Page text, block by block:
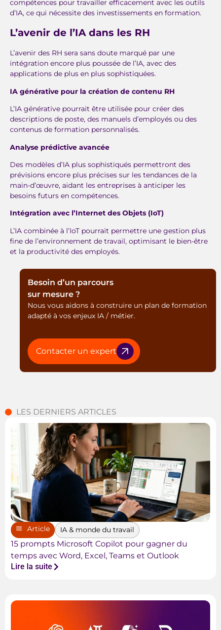
compétences pour travailler efficacement avec les outils
d’IA, ce qui nécessite des investissements en formation.
L’avenir de l’IA dans les RH
L’avenir des RH sera sans doute marqué par une
intégration encore plus poussée de l’IA, avec des
applications de plus en plus sophistiquées.
IA générative pour la création de contenu RH
L’IA générative pourrait être utilisée pour créer des
descriptions de poste, des manuels d’employés ou des
contenus de formation personnalisés.
Analyse prédictive avancée
Des modèles d’IA plus sophistiqués permettront des
prévisions encore plus précises sur les tendances de la
main-d’œuvre, aidant les entreprises à anticiper les
besoins futurs en compétences.
Intégration avec l’Internet des Objets (IoT)
L’IA combinée à l’IoT pourrait permettre une gestion plus
fine de l’environnement de travail, optimisant le bien-être
et la productivité des employés.
Besoin d’un parcours
sur mesure ?
Nous vous aidons à construire un plan de formation
adapté à vos enjeux IA / métier.
Contacter un expert
LES DERNIERS ARTICLES
Article IA & monde du travail
15 prompts Microsoft Copilot pour gagner du
temps avec Word, Excel, Teams et Outlook
Lire la suite